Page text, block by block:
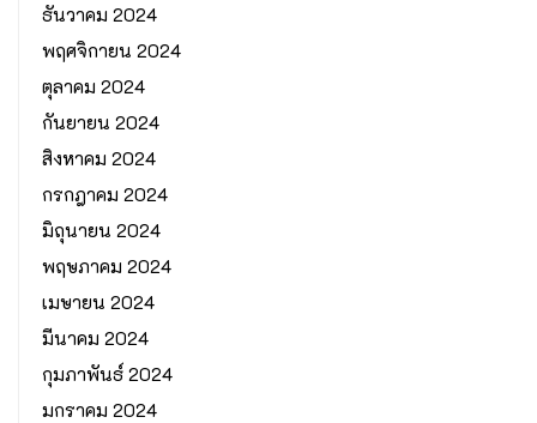
ธันวาคม 2024
พฤศจิกายน 2024
ตุลาคม 2024
กันยายน 2024
สิงหาคม 2024
กรกฎาคม 2024
มิถุนายน 2024
พฤษภาคม 2024
เมษายน 2024
มีนาคม 2024
กุมภาพันธ์ 2024
มกราคม 2024